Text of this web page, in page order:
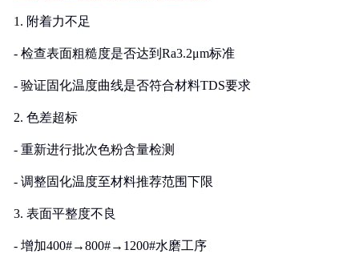
1. 附着力不足
- 检查表面粗糙度是否达到Ra3.2μm标准
- 验证固化温度曲线是否符合材料TDS要求
2. 色差超标
- 重新进行批次色粉含量检测
- 调整固化温度至材料推荐范围下限
3. 表面平整度不良
- 增加400#→800#→1200#水磨工序